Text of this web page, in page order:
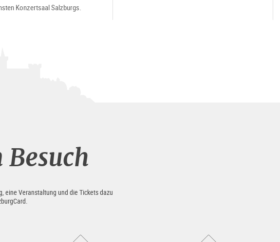
Konzertsaal Salzburgs.
eine Veranstaltung und die Tickets dazu